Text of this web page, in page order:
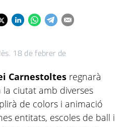
18 de febrer de
Carnestoltes regnarà
ciutat amb diverses
de colors i animació
entitats, escoles de ball i